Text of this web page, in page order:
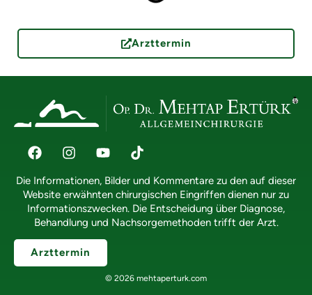
Arzttermin
Die Informationen, Bilder und Kommentare zu den auf dieser
Website erwähnten chirurgischen Eingriffen dienen nur zu
Informationszwecken. Die Entscheidung über Diagnose,
Behandlung und Nachsorgemethoden trifft der Arzt.
Arzttermin
© 2026 mehtaperturk.com